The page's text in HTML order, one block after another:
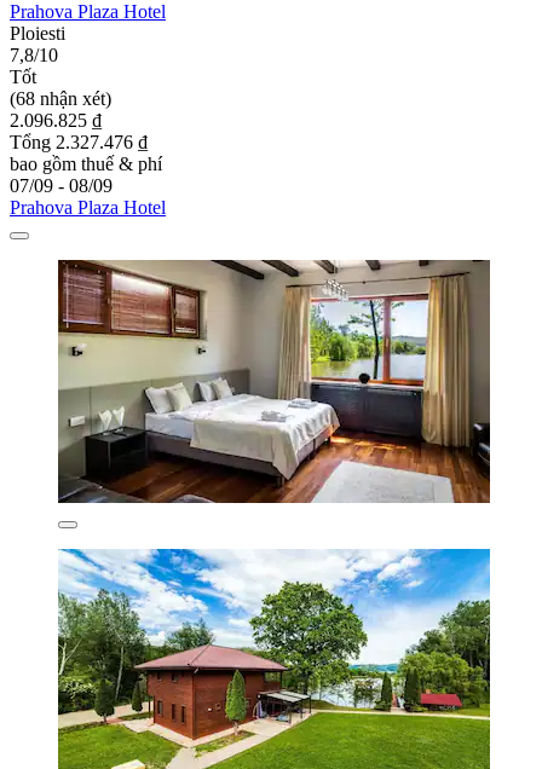
Prahova Plaza Hotel
Ploiesti
7,8/10
Tốt
(68 nhận xét)
2.096.825 ₫
Tổng 2.327.476 ₫
bao gồm thuế & phí
07/09 - 08/09
Prahova Plaza Hotel